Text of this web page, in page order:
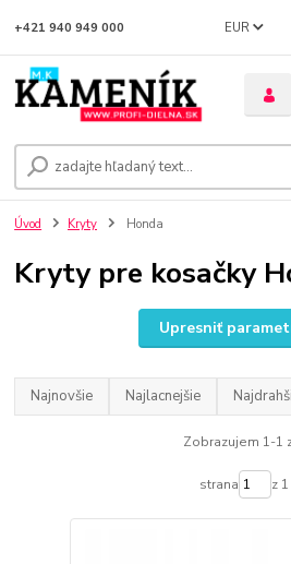
EUR
+421 940 949 000
Úvod Kryty Honda
Kryty pre kosačky
Upresniť
Najnovšie Najlacnejšie
Zobrazujem 1-1
strana z 1